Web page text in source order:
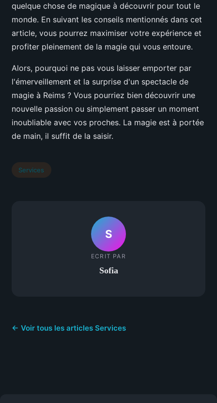
quelque chose de magique à découvrir pour tout le
monde. En suivant les conseils mentionnés dans cet
article, vous pourrez maximiser votre expérience et
profiter pleinement de la magie qui vous entoure.
Alors, pourquoi ne pas vous laisser emporter par
l'émerveillement et la surprise d'un spectacle de
magie à Reims ? Vous pourriez bien découvrir une
nouvelle passion ou simplement passer un moment
inoubliable avec vos proches. La magie est à portée
de main, il suffit de la saisir.
Services
S
ECRIT PAR
Sofia
← Voir tous les articles Services